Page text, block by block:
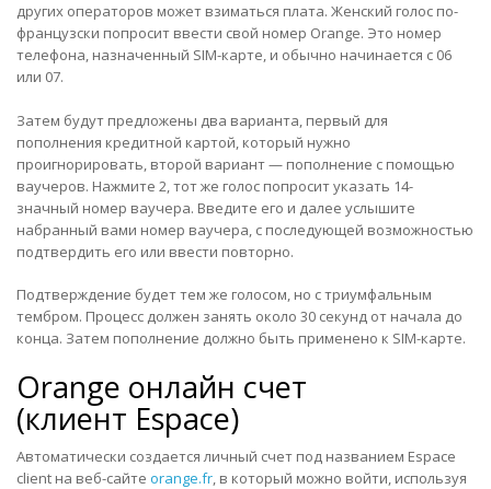
других операторов может взиматься плата. Женский голос по-
французски попросит ввести свой номер Orange. Это номер
телефона, назначенный SIM-карте, и обычно начинается с 06
или 07.
Затем будут предложены два варианта, первый для
пополнения кредитной картой, который нужно
проигнорировать, второй вариант — пополнение с помощью
ваучеров. Нажмите 2, тот же голос попросит указать 14-
значный номер ваучера. Введите его и далее услышите
набранный вами номер ваучера, с последующей возможностью
подтвердить его или ввести повторно.
Подтверждение будет тем же голосом, но с триумфальным
тембром. Процесс должен занять около 30 секунд от начала до
конца. Затем пополнение должно быть применено к SIM-карте.
Orange онлайн счет
(клиент Espace)
Автоматически создается личный счет под названием Espace
client на веб-сайте orange.fr, в который можно войти, используя